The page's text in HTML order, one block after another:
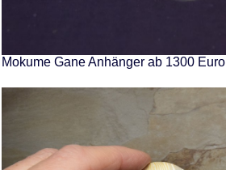
Mokume Gane Anhänger ab 1300 Euro